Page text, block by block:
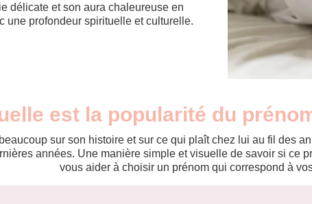
délicate et son aura chaleureuse en
une profondeur spirituelle et culturelle.
est la popularité du
sur son histoire et sur ce qui plaît chez lui au fil des
années. Une manière simple et visuelle de savoir si ce
vous aider à choisir un prénom qui correspond à